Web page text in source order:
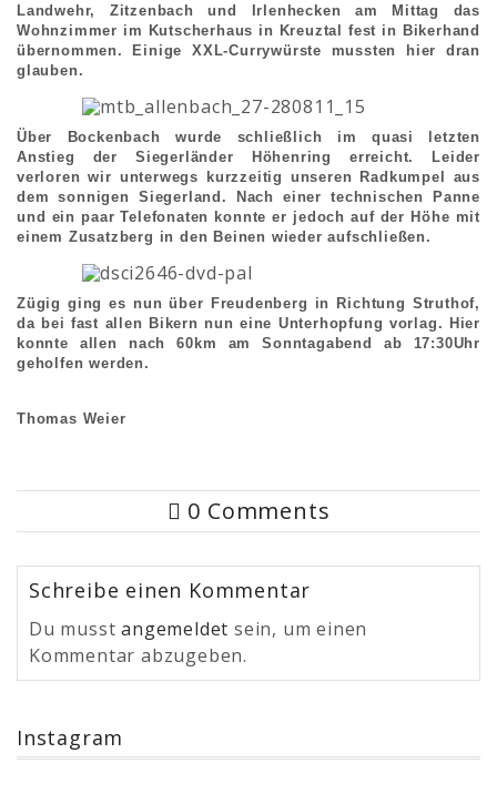
Landwehr, Zitzenbach und Irlenhecken am Mittag das
Wohnzimmer im Kutscherhaus in Kreuztal fest in Bikerhand
übernommen. Einige XXL-Currywürste mussten hier dran
glauben.
Über Bockenbach wurde schließlich im quasi letzten
Anstieg der Siegerländer Höhenring erreicht. Leider
verloren wir unterwegs kurzzeitig unseren Radkumpel aus
dem sonnigen Siegerland. Nach einer technischen Panne
und ein paar Telefonaten konnte er jedoch auf der Höhe mit
einem Zusatzberg in den Beinen wieder aufschließen.
Zügig ging es nun über Freudenberg in Richtung Struthof,
da bei fast allen Bikern nun eine Unterhopfung vorlag. Hier
konnte allen nach 60km am Sonntagabend ab 17:30Uhr
geholfen werden.
Thomas Weier
0 Comments
Schreibe einen Kommentar
Du musstangemeldet sein, um einen
Kommentar abzugeben.
Instagram